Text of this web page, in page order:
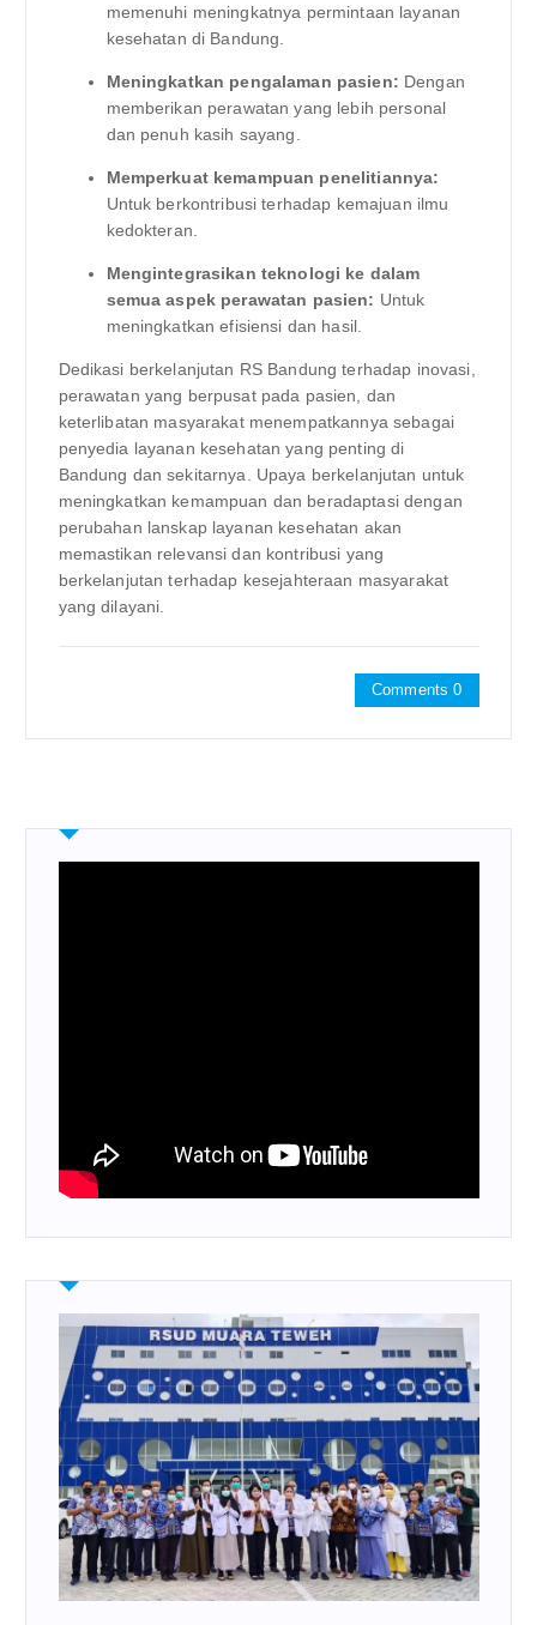
memenuhi meningkatnya permintaan layanan
kesehatan di Bandung.
Meningkatkan pengalaman pasien: Dengan
memberikan perawatan yang lebih personal
dan penuh kasih sayang.
Memperkuat kemampuan penelitiannya:
Untuk berkontribusi terhadap kemajuan ilmu
kedokteran.
Mengintegrasikan teknologi ke dalam
semua aspek perawatan pasien: Untuk
meningkatkan efisiensi dan hasil.
Dedikasi berkelanjutan RS Bandung terhadap inovasi,
perawatan yang berpusat pada pasien, dan
keterlibatan masyarakat menempatkannya sebagai
penyedia layanan kesehatan yang penting di
Bandung dan sekitarnya. Upaya berkelanjutan untuk
meningkatkan kemampuan dan beradaptasi dengan
perubahan lanskap layanan kesehatan akan
memastikan relevansi dan kontribusi yang
berkelanjutan terhadap kesejahteraan masyarakat
yang dilayani.
Comments 0